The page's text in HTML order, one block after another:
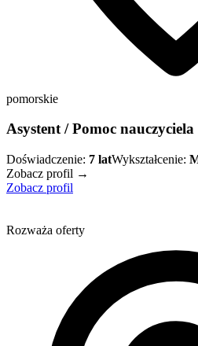
pomorskie
Asystent / Pomoc nauczyciela
Doświadczenie: 7 latWykształcenie:
Zobacz profil →
Zobacz profil
Rozważa oferty